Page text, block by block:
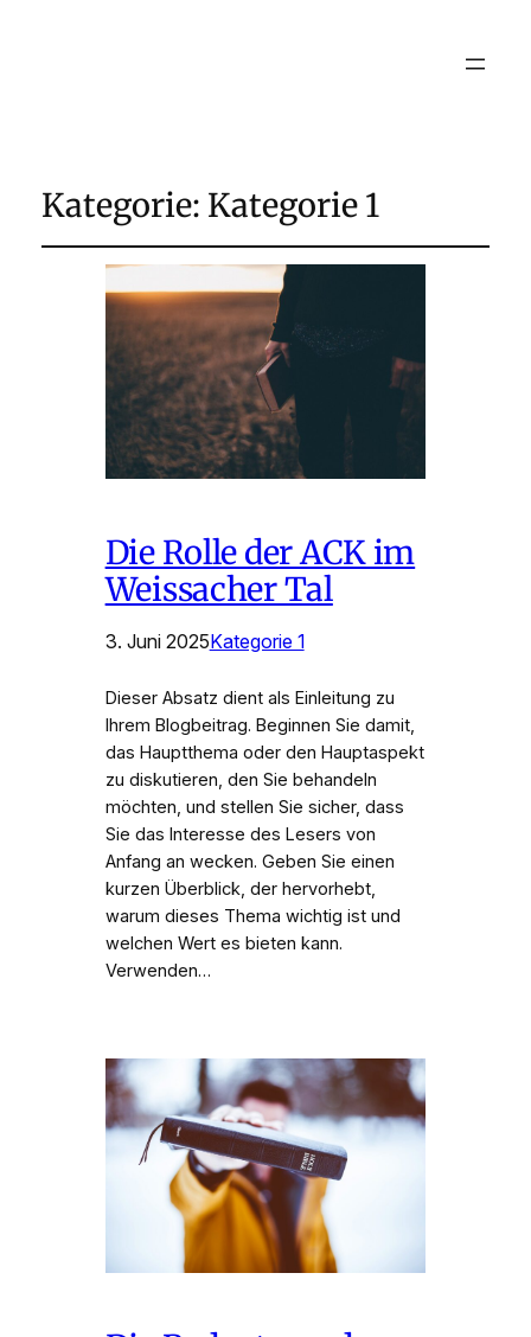
Kategorie: Kategorie 1
Die Rolle der ACK im
Weissacher Tal
3. Juni 2025Kategorie 1
Dieser Absatz dient als Einleitung zu
Ihrem Blogbeitrag. Beginnen Sie damit,
das Hauptthema oder den Hauptaspekt
zu diskutieren, den Sie behandeln
möchten, und stellen Sie sicher, dass
Sie das Interesse des Lesers von
Anfang an wecken. Geben Sie einen
kurzen Überblick, der hervorhebt,
warum dieses Thema wichtig ist und
welchen Wert es bieten kann.
Verwenden…